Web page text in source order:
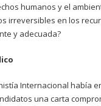
humanos y el
irreversibles en los
y adecuada?
Internacional había
una carta